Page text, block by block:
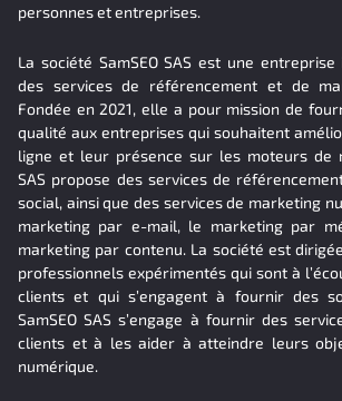
personnes et entreprises.
La société SamSEO SAS est une
des services de référencement et de
Fondée en 2021, elle a pour mission de
qualité aux entreprises qui souhaitent
ligne et leur présence sur les moteurs de
SAS propose des services de
social, ainsi que des services de marketing
marketing par e-mail, le marketing par
marketing par contenu. La société est
professionnels expérimentés qui sont à
clients et qui s’engagent à fournir des
SamSEO SAS s’engage à fournir des
clients et à les aider à atteindre leurs
numérique.